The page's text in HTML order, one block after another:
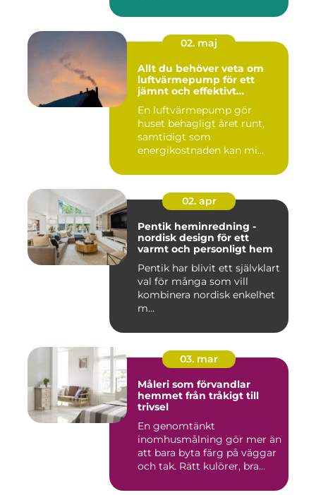
02. maj
Allt du behöver veta om
luftvärmepump för ett
jämnt och effektivt
En luftvärmepump gör
huset behagligt året runt,
samtidigt som
energikostnaden kan mi...
02. apr
Pentik heminredning -
nordisk design för ett
varmt och personligt hem
Pentik har blivit ett självklart
val för många som vill
kombinera nordisk enkelhet
m...
03. mar
Måleri som förvandlar
hemmet från tråkigt till
trivsel
En genomtänkt
inomhusmålning gör mer än
att bara byta färg på väggar
och tak. Rätt kulörer, bra